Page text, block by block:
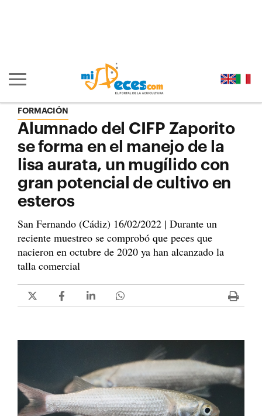
Mostrar/ocultar navegación principal
FORMACIÓN
Alumnado del CIFP Zaporito
se forma en el manejo de la
lisa aurata, un mugílido con
gran potencial de cultivo en
esteros
San Fernando (Cádiz) 16/02/2022 | Durante un
reciente muestreo se comprobó que peces que
nacieron en octubre de 2020 ya han alcanzado la
talla comercial